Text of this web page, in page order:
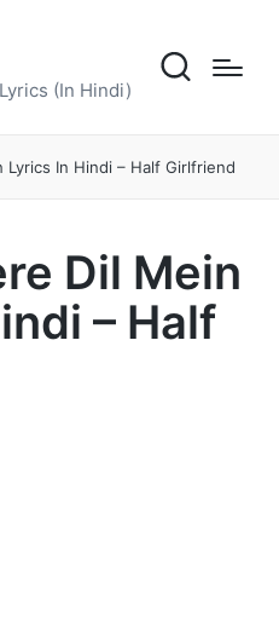
(In Hindi)
Lyrics In Hindi – Half Girlfriend
Dil Mein
– Half